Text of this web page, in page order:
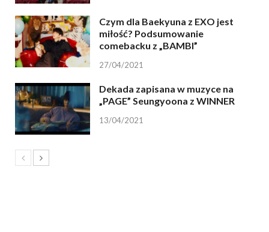
Czym dla Baekyuna z EXO jest
miłość? Podsumowanie
comebacku z „BAMBI”
27/04/2021
Dekada zapisana w muzyce na
„PAGE” Seungyoona z WINNER
13/04/2021